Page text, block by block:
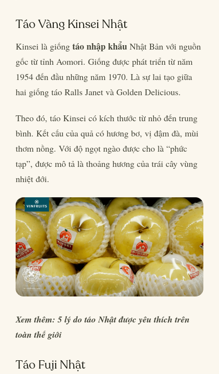
Táo Vàng Kinsei Nhật
Kinsei là giống táo nhập khẩu Nhật Bản với nguồn
gốc từ tỉnh Aomori. Giống được phát triển từ năm
1954 đến đầu những năm 1970. Là sự lai tạo giữa
hai giống táo Ralls Janet và Golden Delicious.
Theo đó, táo Kinsei có kích thước từ nhỏ đến trung
bình. Kết cấu của quả có hương bơ, vị đậm đà, mùi
thơm nồng. Với độ ngọt ngào được cho là “phức
tạp”, được mô tả là thoảng hương của trái cây vùng
nhiệt đới.
Xem thêm: 5 lý do táo Nhật được yêu thích trên
toàn thế giới
Táo Fuji Nhật